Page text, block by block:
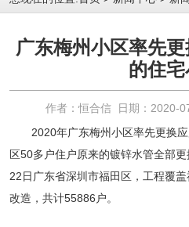
广东梅州小区率先
的住
作者：恒合信 日期：2020-
2020年广东梅州小区率先更换应
区50多户住户原来的镀锌水管全部
22日广东省深圳市福田区，工程覆
改造，共计55886户。